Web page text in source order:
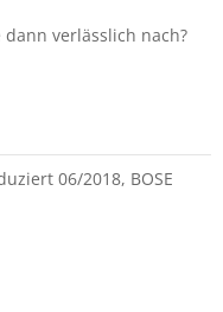
verlässlich nach?
06/2018, BOSE